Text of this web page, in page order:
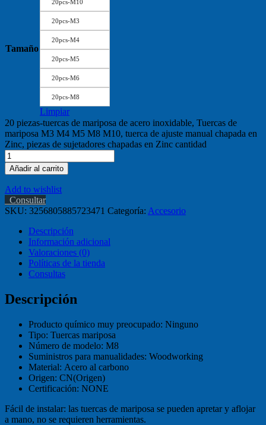
Tamaño
20pcs-M10
20pcs-M3
20pcs-M4
20pcs-M5
20pcs-M6
20pcs-M8
Limpiar
20 piezas-tuercas de mariposa de acero inoxidable, Tuercas de
mariposa M3 M4 M5 M8 M10, tuerca de ajuste manual chapada en
Zinc, piezas de sujetadores chapadas en Zinc cantidad
Añadir al carrito
Add to wishlist
Consultar
SKU: 3256805885723471 Categoría: Accesorio
Descripción
Información adicional
Valoraciones (0)
Políticas de la tienda
Consultas
Descripción
Producto químico muy preocupado: Ninguno
Tipo: Tuercas mariposa
Número de modelo: M8
Suministros para manualidades: Woodworking
Material: Acero al carbono
Origen: CN(Origen)
Certificación: NONE
Fácil de instalar: las tuercas de mariposa se pueden apretar y aflojar
a mano, no se requieren herramientas.